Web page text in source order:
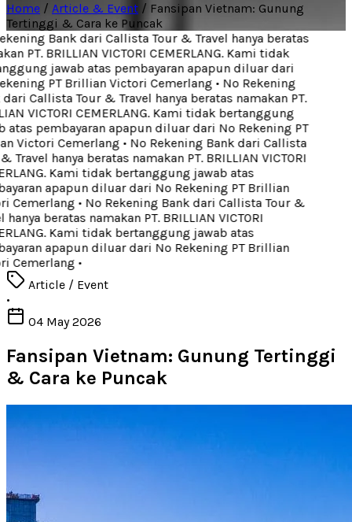
Home / Article & Event / Fansipan Vietnam: Gunung
Tertinggi & Cara ke Puncak
Bank dari Callista Tour & Travel hanya beratas
PT. BRILLIAN VICTORI CEMERLANG. Kami tidak
jawab atas pembayaran apapun diluar dari
PT Brillian Victori Cemerlang• No Rekening
Callista Tour & Travel hanya beratas namakan PT.
VICTORI CEMERLANG. Kami tidak bertanggung
atas pembayaran apapun diluar dari No Rekening PT
Victori Cemerlang• No Rekening Bank dari Callista
Travel hanya beratas namakan PT. BRILLIAN VICTORI
Kami tidak bertanggung jawab atas
apapun diluar dari No Rekening PT Brillian
Cemerlang• No Rekening Bank dari Callista Tour &
hanya beratas namakan PT. BRILLIAN VICTORI
Kami tidak bertanggung jawab atas
apapun diluar dari No Rekening PT Brillian
Cemerlang•
Article / Event
•
04 May 2026
Fansipan Vietnam: Gunung Tertinggi
& Cara ke Puncak